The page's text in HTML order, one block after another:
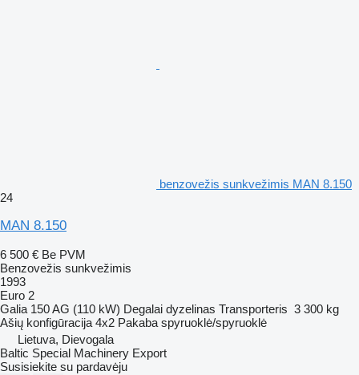
benzovežis sunkvežimis MAN 8.150
24
MAN 8.150
6 500 € Be PVM
Benzovežis sunkvežimis
1993
Euro 2
Galia 150 AG (110 kW) Degalai dyzelinas Transporteris 3 300 kg
Ašių konfigūracija 4x2 Pakaba spyruoklė/spyruoklė
Lietuva, Dievogala
Baltic Special Machinery Export
Susisiekite su pardavėju